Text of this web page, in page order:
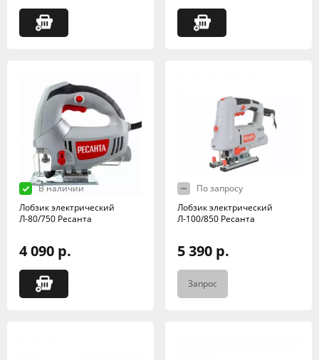
В наличии
Лобзик электрический
Л-80/750 Ресанта
4 090 р.
По запросу
Лобзик электрический
Л-100/850 Ресанта
5 390 р.
Запрос